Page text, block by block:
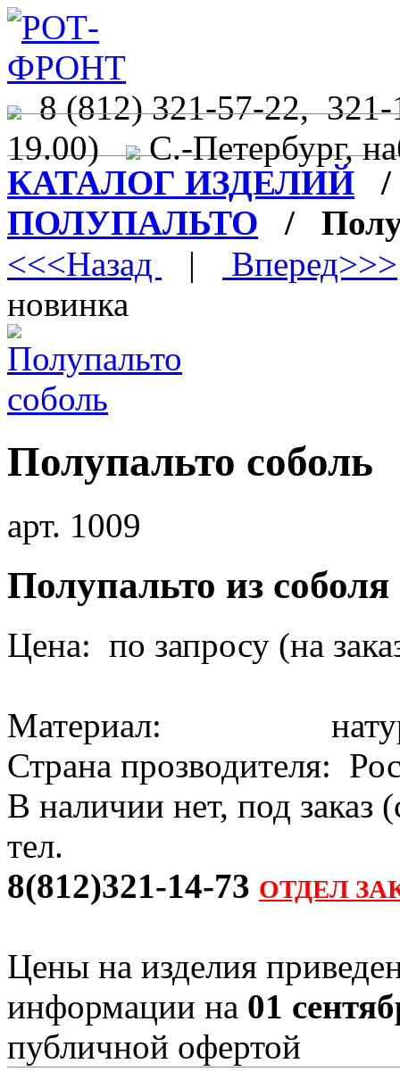
8 (812) 321-57-22,
19.00) С.-Петербург,
КАТАЛОГ ИЗДЕЛИЙ
ПОЛУПАЛЬТО /
<<<Назад
|
Вперед>>>
новинка
Полупальто соболь
арт. 1009
Полупальто из
Цена: по запросу (на
Материал:
Страна прозводителя:
В наличии нет, под заказ
тел.
8(812)321-14-73 ОТДЕЛ
Цены на изделия
информации на 01
публичной офертой